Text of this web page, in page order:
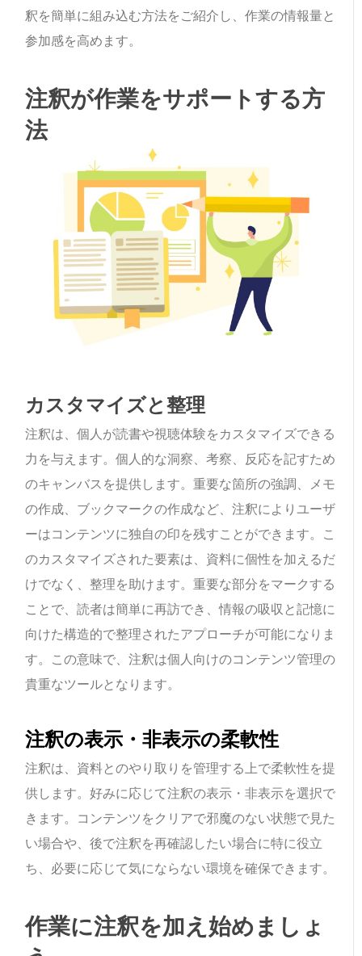
釈を簡単に組み込む方法をご紹介し、作業の情報量と
参加感を高めます。
注釈が作業をサポートする方
法
カスタマイズと整理
注釈は、個人が読書や視聴体験をカスタマイズできる
力を与えます。個人的な洞察、考察、反応を記すため
のキャンバスを提供します。重要な箇所の強調、メモ
の作成、ブックマークの作成など、注釈によりユーザ
ーはコンテンツに独自の印を残すことができます。こ
のカスタマイズされた要素は、資料に個性を加えるだ
けでなく、整理を助けます。重要な部分をマークする
ことで、読者は簡単に再訪でき、情報の吸収と記憶に
向けた構造的で整理されたアプローチが可能になりま
す。この意味で、注釈は個人向けのコンテンツ管理の
貴重なツールとなります。
注釈の表示・非表示の柔軟性
注釈は、資料とのやり取りを管理する上で柔軟性を提
供します。好みに応じて注釈の表示・非表示を選択で
きます。コンテンツをクリアで邪魔のない状態で見た
い場合や、後で注釈を再確認したい場合に特に役立
ち、必要に応じて気にならない環境を確保できます。
作業に注釈を加え始めましょ